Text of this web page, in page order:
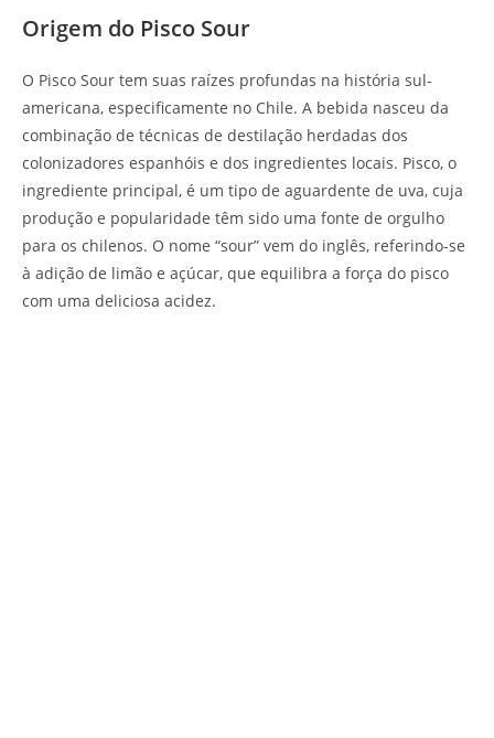
Origem do Pisco Sour
O Pisco Sour tem suas raízes profundas na história sul-
americana, especificamente no Chile. A bebida nasceu da
combinação de técnicas de destilação herdadas dos
colonizadores espanhóis e dos ingredientes locais. Pisco, o
ingrediente principal, é um tipo de aguardente de uva, cuja
produção e popularidade têm sido uma fonte de orgulho
para os chilenos. O nome “sour” vem do inglês, referindo-se
à adição de limão e açúcar, que equilibra a força do pisco
com uma deliciosa acidez.